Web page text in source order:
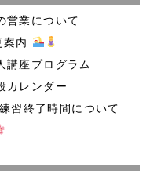
営業について
内
座プログラム
カレンダー
習終了時間について